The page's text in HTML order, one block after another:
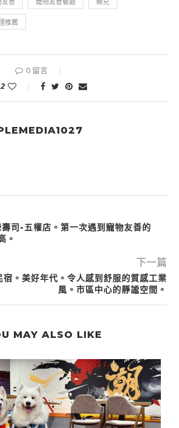
推薦
0 留言
2
司-五權店。第一次遇到寵物友善的
。
下一篇
宿。美好年代。令人感到舒服的質感工業
風。市區中心的靜謐空間。
MAY ALSO LIKE